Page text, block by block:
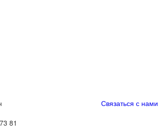
81
Связаться с нами